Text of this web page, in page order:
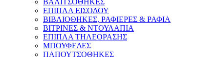
ΕΠΙΠΛΑ ΕΙΣΟΔΟΥ
ΒΙΒΛΙΟΘΗΚΕΣ, ΡΑΦΙΕΡΕΣ & ΡΑΦΙΑ
ΒΙΤΡΙΝΕΣ & ΝΤΟΥΛΑΠΙΑ
ΕΠΙΠΛΑ ΤΗΛΕΟΡΑΣΗΣ
ΜΠΟΥΦΕΔΕΣ
ΠΑΠΟΥΤΣΟΘΗΚΕΣ